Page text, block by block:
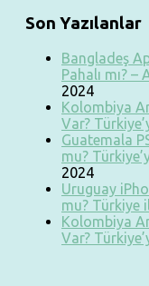
Son Yazılanlar
Bangladeş
Pahalı mı?
2024
Kolombiya
Var?
Guatemala
mu?
2024
Uruguay
mu? Türkiye
Kolombiya
Var?